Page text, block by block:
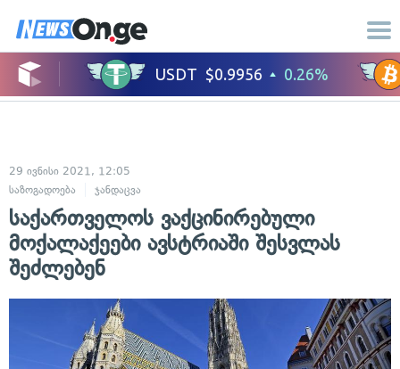
29 ივნისი 2021, 12:05
საზოგადოება
ჯანდაცვა
საქართველოს ვაქცინირებული
მოქალაქეები ავსტრიაში შესვლას
შეძლებენ